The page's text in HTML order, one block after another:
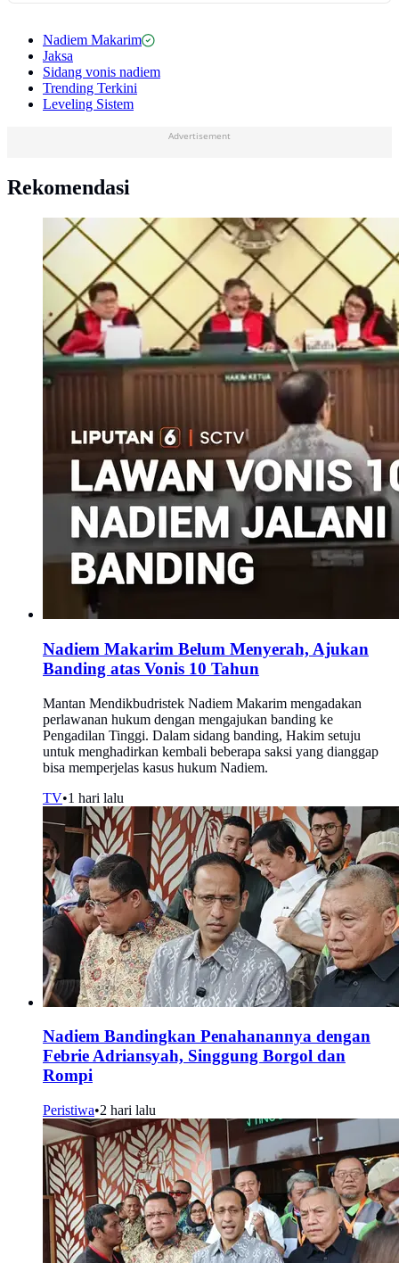
Nadiem Makarim
Jaksa
Sidang vonis nadiem
Trending Terkini
Leveling Sistem
Advertisement
Rekomendasi
Nadiem Makarim Belum Menyerah, Ajukan
Banding atas Vonis 10 Tahun
Mantan Mendikbudristek Nadiem Makarim mengadakan
perlawanan hukum dengan mengajukan banding ke
Pengadilan Tinggi. Dalam sidang banding, Hakim setuju
untuk menghadirkan kembali beberapa saksi yang dianggap
bisa memperjelas kasus hukum Nadiem.
TV•1 hari lalu
Nadiem Bandingkan Penahanannya dengan
Febrie Adriansyah, Singgung Borgol dan
Rompi
Peristiwa•2 hari lalu